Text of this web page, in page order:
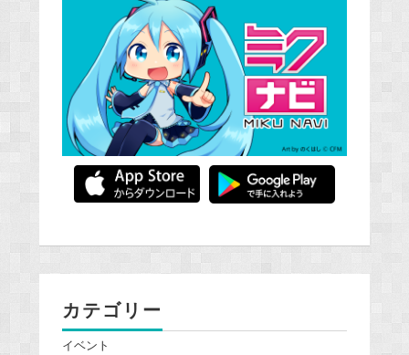
カテゴリー
イベント